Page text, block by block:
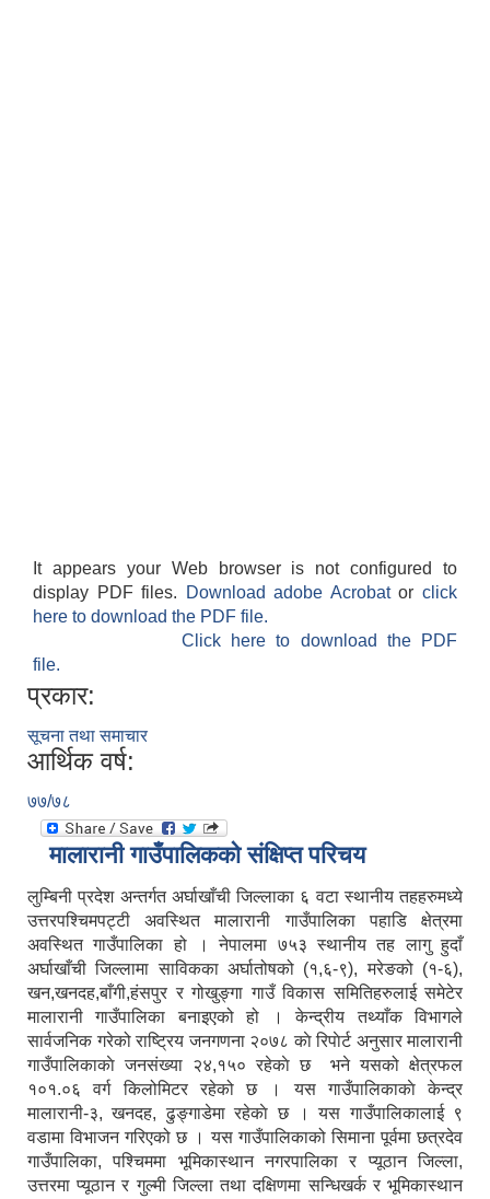
It appears your Web browser is not configured to
display PDF files.
Download adobe Acrobatorclick
here to download the PDF file.
Click here to download the PDF
file.
प्रकार:
सूचना तथा समाचार
आर्थिक वर्ष:
७७/७८
मालारानी गाउँपालिकको संक्षिप्त परिचय
लुम्बिनी प्रदेश अन्तर्गत अर्घाखाँची जिल्लाका ६ वटा स्थानीय तहहरुमध्ये
उत्तरपश्चिमपट्टी अवस्थित मालारानी गाउँपालिका पहाडि क्षेत्रमा
अवस्थित गाउँपालिका हो । नेपालमा ७५३ स्थानीय तह लागु हुदाँ
अर्घाखाँची जिल्लामा साविकका अर्घातोषको (१,६-९), मरेङको (१-६),
खन,खनदह,बाँगी,हंसपुर र गोखुङ्गा गाउँ विकास समितिहरुलाई समेटेर
मालारानी गाउँपालिका बनाइएको हो । केन्द्रीय तथ्याँक विभागले
सार्वजनिक गरेको राष्ट्रिय जनगणना २०७८ काे रिपाेर्ट अनुसार मालारानी
गाउँपालिकाकाे जनसंख्या २४,१५० रहेकाे छ भने यसको क्षेत्रफल
१०१.०६ वर्ग किलोमिटर रहेको छ । यस गाउँपालिकाकाे केन्द्र
मालारानी-३, खनदह, ढुङ्गाडेमा रहेकाे छ । यस गाउँपालिकालाई ९
वडामा विभाजन गरिएको छ । यस गाउँपालिकाको सिमाना पूर्वमा छत्रदेव
गाउँपालिका, पश्चिममा भूमिकास्थान नगरपालिका र प्यूठान जिल्ला,
उत्तरमा प्यूठान र गुल्मी जिल्ला तथा दक्षिणमा सन्धिखर्क र भूमिकास्थान